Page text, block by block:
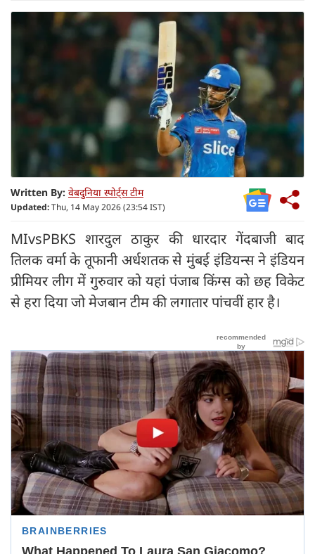
Written By: वेबदुनिया स्पोर्ट्स टीम
Updated:Thu, 14 May 2026 (23:54 IST)
MIvsPBKS शारदुल ठाकुर की धारदार गेंदबाजी बाद
तिलक वर्मा के तूफानी अर्धशतक से मुंबई इंडियन्स ने इंडियन
प्रीमियर लीग में गुरुवार को यहां पंजाब किंग्स को छह विकेट
से हरा दिया जो मेजबान टीम की लगातार पांचवीं हार है।